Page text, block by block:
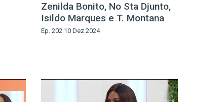
Zenilda Bonito, No Sta Djunto,
Isildo Marques e T. Montana
Ep. 202 10 Dez 2024